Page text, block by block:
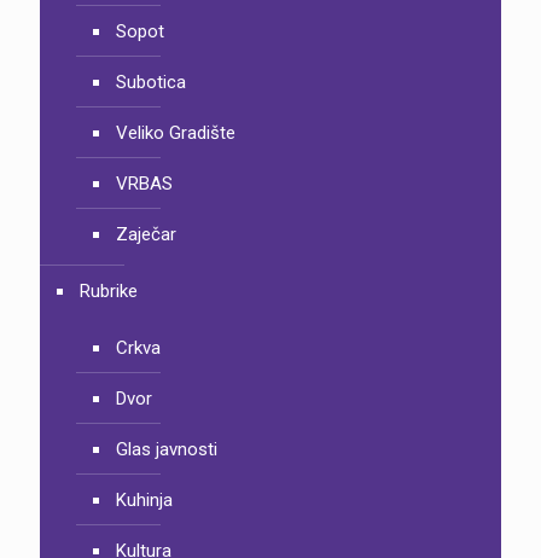
Sopot
Subotica
Veliko Gradište
VRBAS
Zaječar
Rubrike
Crkva
Dvor
Glas javnosti
Kuhinja
Kultura